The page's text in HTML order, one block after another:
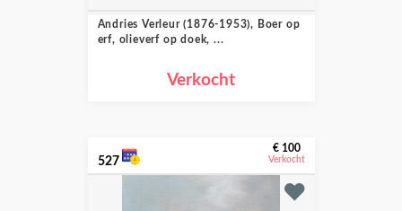
Andries Verleur (1876-1953), Boer op
erf, olieverf op doek, ...
Verkocht
527
€ 100
Verkocht